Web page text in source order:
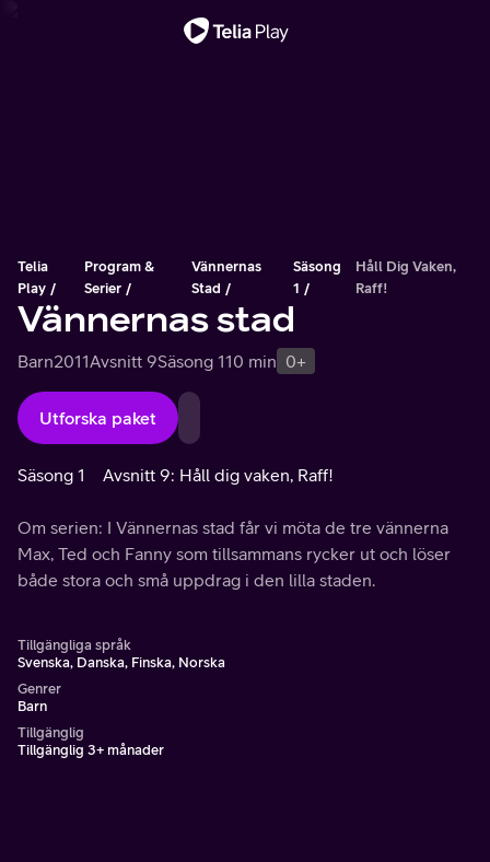
Telia
Play
Program &
Serier
Vännernas
Stad
Säsong
1
Håll Dig Vaken,
Raff!
Vännernas stad
Barn2011Avsnitt 9Säsong 110 min 0+
Utforska paket
Säsong 1 Avsnitt 9: Håll dig vaken, Raff!
Om serien: I Vännernas stad får vi möta de tre vännerna
Max, Ted och Fanny som tillsammans rycker ut och löser
både stora och små uppdrag i den lilla staden.
Tillgängliga språk
Svenska, Danska, Finska, Norska
Genrer
Barn
Tillgänglig
Tillgänglig 3+ månader